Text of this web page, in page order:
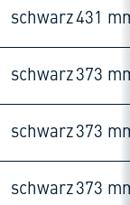
schwarz431
schwarz373
schwarz373
schwarz373